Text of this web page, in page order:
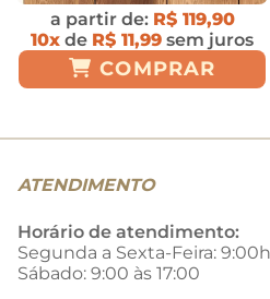
a partir de: R$ 119,90
10x de R$ 11,99 sem juros
COMPRAR
ATENDIMENTO
Horário de atendimento:
Segunda a Sexta-Feira:
Sábado: 9:00 às 17:00